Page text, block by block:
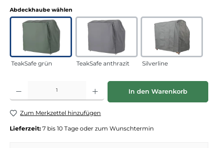
Abdeckhaube wählen
TeakSafe grün TeakSafe anthrazit Silverline
Produkt Anzahl: Gib den gewünschten Wert ein oder benutze die
In den Warenkorb
Zum Merkzettel hinzufügen
Lieferzeit: 7 bis 10 Tage oder zum Wunschtermin